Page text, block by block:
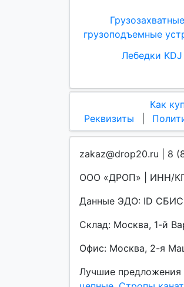
грузоподъемные
Лебедки KDJ
Как
Реквизиты
zakaz@drop20.ru | 8
ООО «ДРОП» | ИНН/
Данные ЭДО: ID СБИС
Склад: Москва, 1-й
Офис: Москва, 2-я
Лучшие предложения